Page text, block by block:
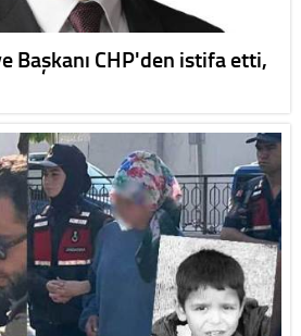
Başkanı CHP'den istifa etti,